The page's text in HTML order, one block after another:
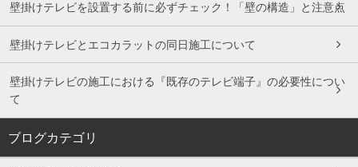
壁掛けテレビを設置する前に必ずチェック！「壁の構造」と注意点
壁掛けテレビとエコカラットの同日施工について
壁掛けテレビの施工における『既存のテレビ端子』の必要性につい
て
ブログカテゴリ